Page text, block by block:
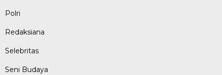
Polri
Redaksiana
Selebritas
Seni Budaya